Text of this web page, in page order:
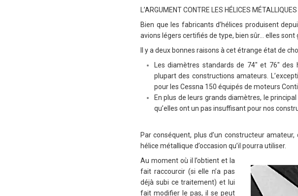
L’ARGUMENT CONTRE LES HÉLICES
Bien que les fabricants d’hélices produisent
avions légers certifiés de type, bien sûr… elles
Il y a deux bonnes raisons à cet étrange état de
Les diamètres standards de 74″ et 76″
plupart des constructions amateurs.
pour les Cessna 150 équipés de moteurs
En plus de leurs grands diamètres, le
qu’elles ont un pas insuffisant pour nos
Par conséquent, plus d’un constructeur
hélice métallique d’occasion qu’il pourra utiliser.
Au moment où il l’obtient et la
fait raccourcir (si elle n’a pas
déjà subi ce traitement) et lui
fait modifier le pas, il se peut